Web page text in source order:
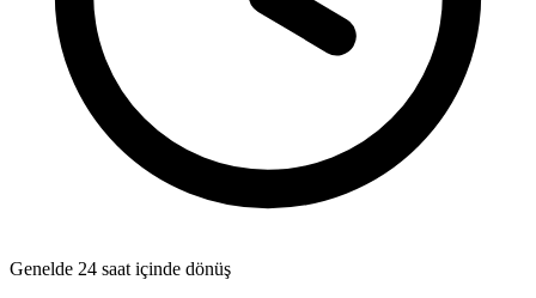
Genelde 24 saat içinde dönüş